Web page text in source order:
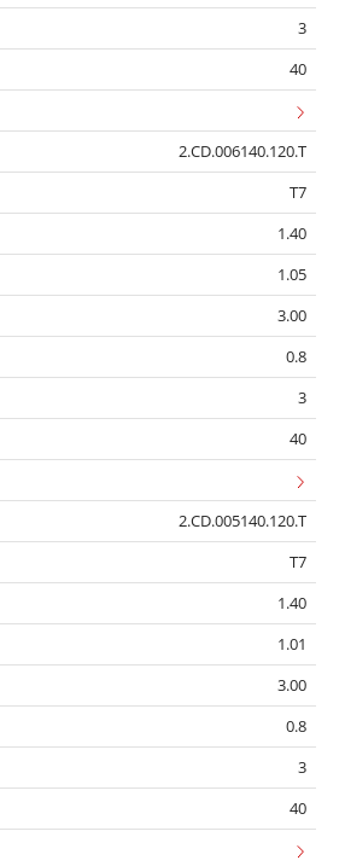
3
40
2.CD.006140.120.T
T7
1.40
1.05
3.00
0.8
3
40
2.CD.005140.120.T
T7
1.40
1.01
3.00
0.8
3
40